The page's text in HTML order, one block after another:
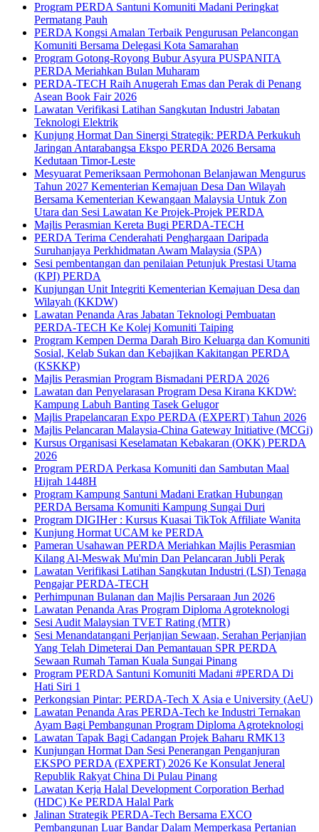
Program PERDA Santuni Komuniti Madani Peringkat
Permatang Pauh
PERDA Kongsi Amalan Terbaik Pengurusan Pelancongan
Komuniti Bersama Delegasi Kota Samarahan
Program Gotong-Royong Bubur Asyura PUSPANITA
PERDA Meriahkan Bulan Muharam
PERDA-TECH Raih Anugerah Emas dan Perak di Penang
Asean Book Fair 2026
Lawatan Verifikasi Latihan Sangkutan Industri Jabatan
Teknologi Elektrik
Kunjung Hormat Dan Sinergi Strategik: PERDA Perkukuh
Jaringan Antarabangsa Ekspo PERDA 2026 Bersama
Kedutaan Timor-Leste
Mesyuarat Pemeriksaan Permohonan Belanjawan Mengurus
Tahun 2027 Kementerian Kemajuan Desa Dan Wilayah
Bersama Kementerian Kewangaan Malaysia Untuk Zon
Utara dan Sesi Lawatan Ke Projek-Projek PERDA
Majlis Perasmian Kereta Bugi PERDA-TECH
PERDA Terima Cenderahati Penghargaan Daripada
Suruhanjaya Perkhidmatan Awam Malaysia (SPA)
Sesi pembentangan dan penilaian Petunjuk Prestasi Utama
(KPI) PERDA
Kunjungan Unit Integriti Kementerian Kemajuan Desa dan
Wilayah (KKDW)
Lawatan Penanda Aras Jabatan Teknologi Pembuatan
PERDA-TECH Ke Kolej Komuniti Taiping
Program Kempen Derma Darah Biro Keluarga dan Komuniti
Sosial, Kelab Sukan dan Kebajikan Kakitangan PERDA
(KSKKP)
Majlis Perasmian Program Bismadani PERDA 2026
Lawatan dan Penyelarasan Program Desa Kirana KKDW:
Kampung Labuh Banting Tasek Gelugor
Majlis Prapelancaran Expo PERDA (EXPERT) Tahun 2026
Majlis Pelancaran Malaysia-China Gateway Initiative (MCGi)
Kursus Organisasi Keselamatan Kebakaran (OKK) PERDA
2026
Program PERDA Perkasa Komuniti dan Sambutan Maal
Hijrah 1448H
Program Kampung Santuni Madani Eratkan Hubungan
PERDA Bersama Komuniti Kampung Sungai Duri
Program DIGIHer : Kursus Kuasai TikTok Affiliate Wanita
Kunjung Hormat UCAM ke PERDA
Pameran Usahawan PERDA Meriahkan Majlis Perasmian
Kilang Al-Meswak Mu'min Dan Pelancaran Jubli Perak
Lawatan Verifikasi Latihan Sangkutan Industri (LSI) Tenaga
Pengajar PERDA-TECH
Perhimpunan Bulanan dan Majlis Persaraan Jun 2026
Lawatan Penanda Aras Program Diploma Agroteknologi
Sesi Audit Malaysian TVET Rating (MTR)
Sesi Menandatangani Perjanjian Sewaan, Serahan Perjanjian
Yang Telah Dimeterai Dan Pemantauan SPR PERDA
Sewaan Rumah Taman Kuala Sungai Pinang
Program PERDA Santuni Komuniti Madani #PERDA Di
Hati Siri 1
Perkongsian Pintar: PERDA-Tech X Asia e University (AeU)
Lawatan Penanda Aras PERDA-Tech ke Industri Ternakan
Ayam Bagi Pembangunan Program Diploma Agroteknologi
Lawatan Tapak Bagi Cadangan Projek Baharu RMK13
Kunjungan Hormat Dan Sesi Penerangan Penganjuran
EKSPO PERDA (EXPERT) 2026 Ke Konsulat Jeneral
Republik Rakyat China Di Pulau Pinang
Lawatan Kerja Halal Development Corporation Berhad
(HDC) Ke PERDA Halal Park
Jalinan Strategik PERDA-Tech Bersama EXCO
Pembangunan Luar Bandar Dalam Memperkasa Pertanian